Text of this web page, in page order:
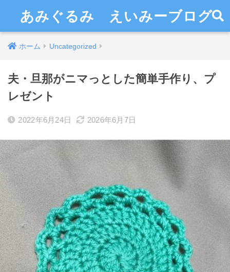
あみぐるみ えいみーブログ
ホーム Uncategorized
夫・旦那がニマっとした簡単手作り、プ
レゼント
2022年6月24日 2026年6月7日